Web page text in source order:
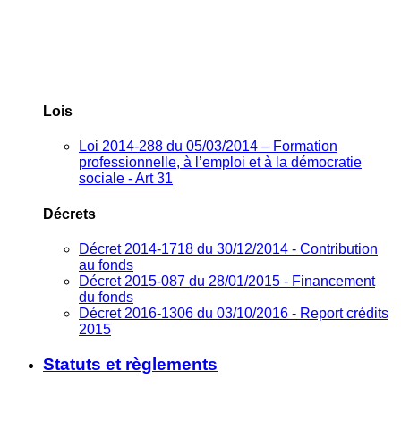
Lois
Loi 2014-288 du 05/03/2014 – Formation
professionnelle, à l’emploi et à la démocratie
sociale - Art 31
Décrets
Décret 2014-1718 du 30/12/2014 - Contribution
au fonds
Décret 2015-087 du 28/01/2015 - Financement
du fonds
Décret 2016-1306 du 03/10/2016 - Report crédits
2015
Statuts et règlements